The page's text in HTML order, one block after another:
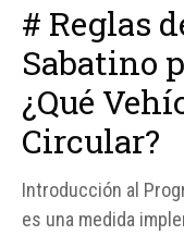
# Reglas
Sabatino
¿Qué
Circular?
Introducción al
es una medida